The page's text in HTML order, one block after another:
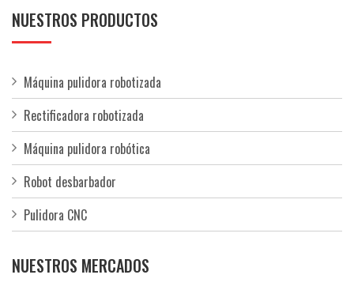
NUESTROS PRODUCTOS
Máquina pulidora robotizada
Rectificadora robotizada
Máquina pulidora robótica
Robot desbarbador
Pulidora CNC
NUESTROS MERCADOS